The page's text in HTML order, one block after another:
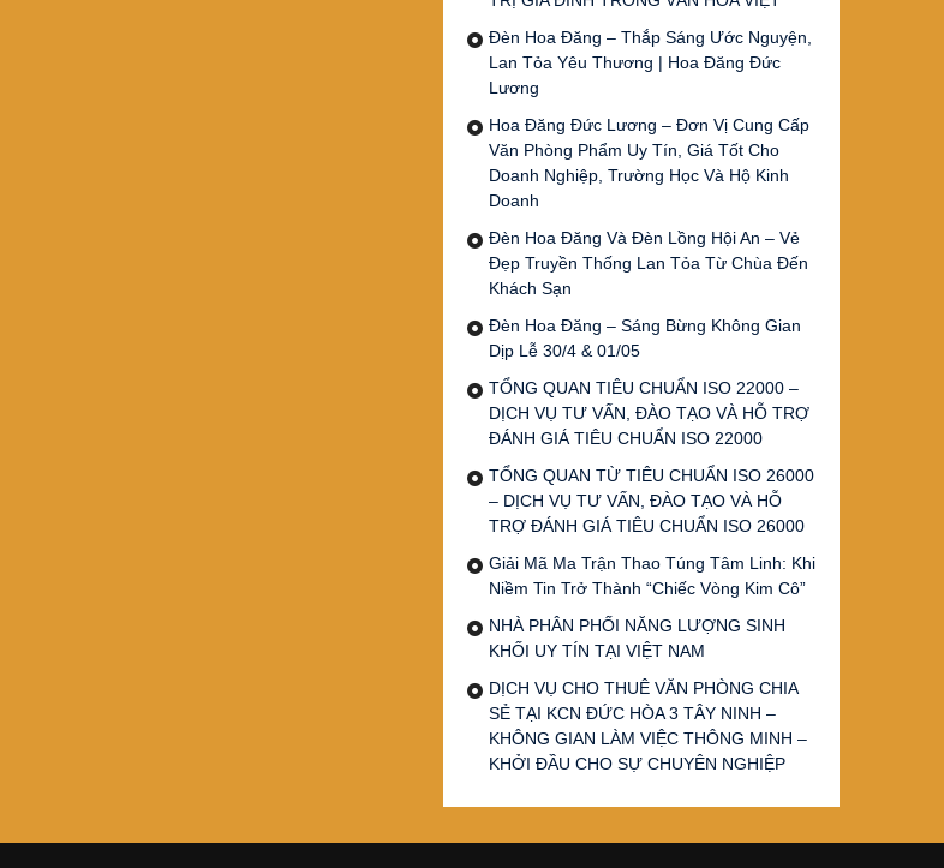
Đèn Hoa Đăng – Thắp Sáng Ước Nguyện,
Lan Tỏa Yêu Thương | Hoa Đăng Đức
Lương
Hoa Đăng Đức Lương – Đơn Vị Cung Cấp
Văn Phòng Phẩm Uy Tín, Giá Tốt Cho
Doanh Nghiệp, Trường Học Và Hộ Kinh
Doanh
Đèn Hoa Đăng Và Đèn Lồng Hội An – Vẻ
Đẹp Truyền Thống Lan Tỏa Từ Chùa Đến
Khách Sạn
Đèn Hoa Đăng – Sáng Bừng Không Gian
Dịp Lễ 30/4 & 01/05
TỔNG QUAN TIÊU CHUẨN ISO 22000 –
DỊCH VỤ TƯ VẤN, ĐÀO TẠO VÀ HỖ TRỢ
ĐÁNH GIÁ TIÊU CHUẨN ISO 22000
TỔNG QUAN TỪ TIÊU CHUẨN ISO 26000
– DỊCH VỤ TƯ VẤN, ĐÀO TẠO VÀ HỖ
TRỢ ĐÁNH GIÁ TIÊU CHUẨN ISO 26000
Giải Mã Ma Trận Thao Túng Tâm Linh: Khi
Niềm Tin Trở Thành “Chiếc Vòng Kim Cô”
NHÀ PHÂN PHỐI NĂNG LƯỢNG SINH
KHỐI UY TÍN TẠI VIỆT NAM
DỊCH VỤ CHO THUÊ VĂN PHÒNG CHIA
SẺ TẠI KCN ĐỨC HÒA 3 TÂY NINH –
KHÔNG GIAN LÀM VIỆC THÔNG MINH –
KHỞI ĐẦU CHO SỰ CHUYÊN NGHIỆP